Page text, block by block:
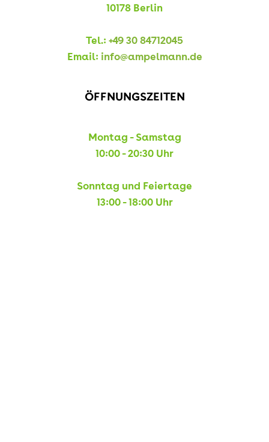
10178 Berlin
Tel.: +49 30 84712045
Email: info@ampelmann.de
ÖFFNUNGSZEITEN
Montag - Samstag
10:00 - 20:30 Uhr
Sonntag und Feiertage
13:00 - 18:00 Uhr